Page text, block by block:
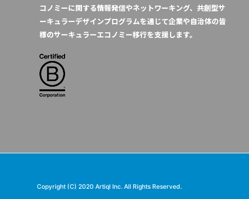
コノミーに関する情報発信やネットワーキング、共創型サ
ーキュラーデザインプログラムを通じて企業や自治体の皆
様のサーキュラーエコノミー移行を支援します。
Copyright (C) 2020 Artiql Inc. All Rights Reserved.